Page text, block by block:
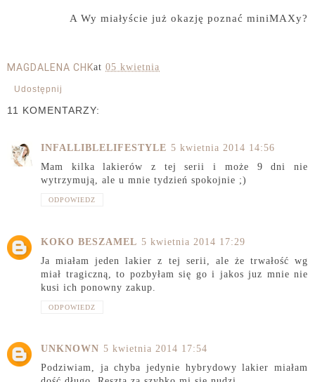
A Wy miałyście już okazję poznać miniMAXy?
MAGDALENA CHKat 05 kwietnia
Udostępnij
11 KOMENTARZY:
INFALLIBLELIFESTYLE 5 kwietnia 2014 14:56
Mam kilka lakierów z tej serii i może 9 dni nie
wytrzymują, ale u mnie tydzień spokojnie ;)
ODPOWIEDZ
KOKO BESZAMEL 5 kwietnia 2014 17:29
Ja miałam jeden lakier z tej serii, ale że trwałość wg
miał tragiczną, to pozbyłam się go i jakos juz mnie nie
kusi ich ponowny zakup.
ODPOWIEDZ
UNKNOWN 5 kwietnia 2014 17:54
Podziwiam, ja chyba jedynie hybrydowy lakier miałam